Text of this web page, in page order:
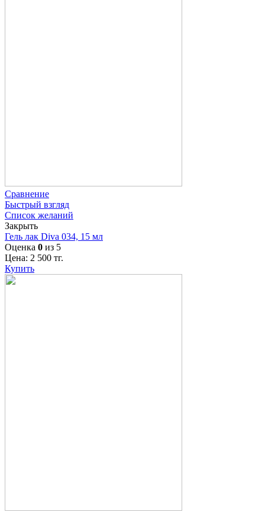
Сравнение
Быстрый взгляд
Список желаний
Закрыть
Гель лак Diva 034, 15 мл
Оценка 0 из 5
Цена: 2 500 тг.
Купить